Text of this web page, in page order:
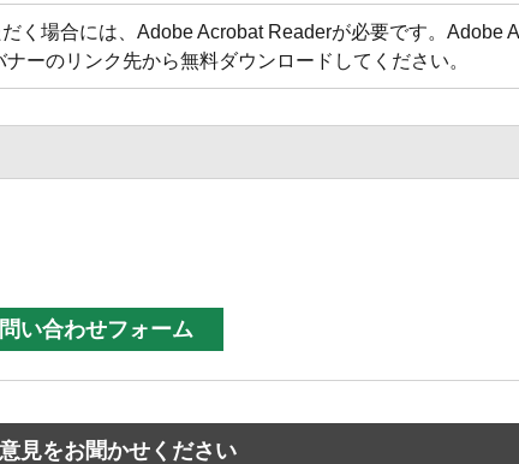
く場合には、Adobe Acrobat Readerが必要です。Adobe
ーのリンク先から無料ダウンロードしてください。
見をお聞かせください